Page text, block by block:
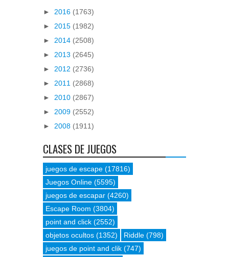
► 2016 (1763)
► 2015 (1982)
► 2014 (2508)
► 2013 (2645)
► 2012 (2736)
► 2011 (2868)
► 2010 (2867)
► 2009 (2552)
► 2008 (1911)
CLASES DE JUEGOS
juegos de escape (17816)
Juegos Online (5595)
juegos de escapar (4260)
Escape Room (3804)
point and click (2552)
objetos ocultos (1352) Riddle (798)
juegos de point and clik (747)